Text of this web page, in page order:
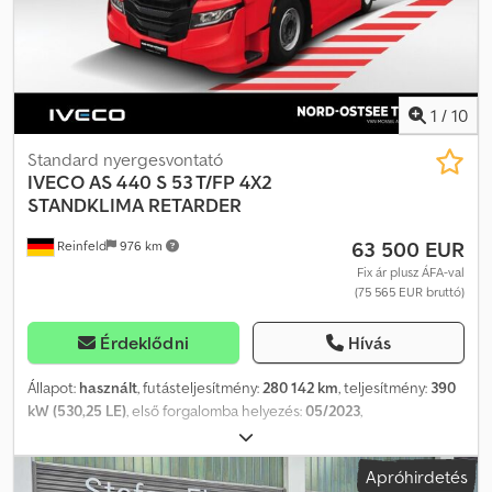
1 / 10
Reinfeld 976 km
Standard nyergesvontató
IVECOAS 440 S 53 T/FP 4X2
STANDKLIMA RETARDER
63 500 EUR
Fix ár plusz ÁFA-val
(75 565 EUR bruttó)
Érdeklődni Hívás
Állapot: használt, futásteljesítmény:280 142 km, teljesítmény: 390
kW (530,25 LE), első forgalomba helyezés:05/2023,
, össztömeg:
szín:piros, vezetőfülke:alvófülke, hajtástípus:automata,
kibocsátási osztály:Euro 6, felfüggesztés: acél , ágyak száma:2,
Apróhirdetés